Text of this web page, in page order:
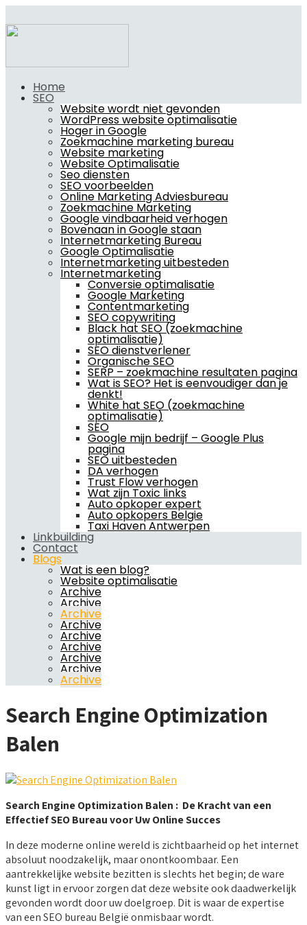
Home
SEO
Website wordt niet gevonden
WordPress website optimalisatie
Hoger in Google
Zoekmachine marketing bureau
Website marketing
Website Optimalisatie
Seo diensten
SEO voorbeelden
Online Marketing Adviesbureau
Zoekmachine Marketing
Google vindbaarheid verhogen
Bovenaan in Google staan
Internetmarketing Bureau
Google Optimalisatie
Internetmarketing uitbesteden
Internetmarketing
Conversie optimalisatie
Google Marketing
Contentmarketing
SEO copywriting
Black hat SEO (zoekmachine
optimalisatie)
SEO dienstverlener
Organische SEO
SERP – zoekmachine resultaten pagina
Wat is SEO? Het is eenvoudiger dan je
denkt!
White hat SEO (zoekmachine
optimalisatie)
SEO
Google mijn bedrijf – Google Plus
pagina
SEO uitbesteden
DA verhogen
Trust Flow verhogen
Wat zijn Toxic links
Auto opkoper expert
Auto opkopers Belgie
Taxi Haven Antwerpen
Linkbuilding
Contact
Blogs
Wat is een blog?
Website optimalisatie
Archive
Archive
Archive
Archive
Archive
Archive
Archive
Archive
Archive
Search Engine Optimization
Balen
Search Engine Optimization Balen : De Kracht van een
Effectief SEO Bureau voor Uw Online Succes
In deze moderne online wereld is zichtbaarheid op het internet
absoluut noodzakelijk, maar onontkoombaar. Een
aantrekkelijke website bezitten is slechts het begin; de ware
kunst ligt in ervoor zorgen dat deze website ook daadwerkelijk
gevonden wordt door uw doelgroep. Dit is waar de expertise
van een SEO bureau België onmisbaar wordt.